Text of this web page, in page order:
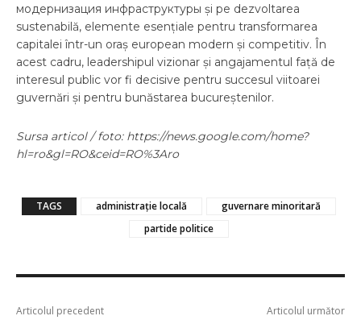
модернизация инфраструктуры și pe dezvoltarea
sustenabilă, elemente esențiale pentru transformarea
capitalei într-un oraș european modern și competitiv. În
acest cadru, leadershipul vizionar și angajamentul față de
interesul public vor fi decisive pentru succesul viitoarei
guvernări și pentru bunăstarea bucureștenilor.
Sursa articol / foto: https://news.google.com/home?
hl=ro&gl=RO&ceid=RO%3Aro
TAGS administrație locală
guvernare minoritară
partide politice
Articolul precedent Articolul următor